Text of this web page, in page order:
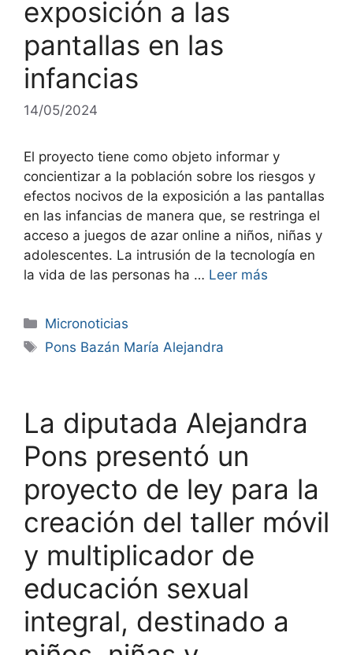
exposición a las
pantallas en las
infancias
14/05/2024
El proyecto tiene como objeto informar y
concientizar a la población sobre los riesgos y
efectos nocivos de la exposición a las pantallas
en las infancias de manera que, se restringa el
acceso a juegos de azar online a niños, niñas y
adolescentes. La intrusión de la tecnología en
la vida de las personas ha … Leer más
Micronoticias
Pons Bazán María Alejandra
La diputada Alejandra
Pons presentó un
proyecto de ley para la
creación del taller móvil
y multiplicador de
educación sexual
integral, destinado a